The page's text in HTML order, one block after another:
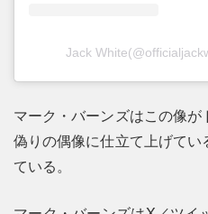
Jack
マーク・バーンズはこの像
偽りの偶像に仕立て上げて
ている。